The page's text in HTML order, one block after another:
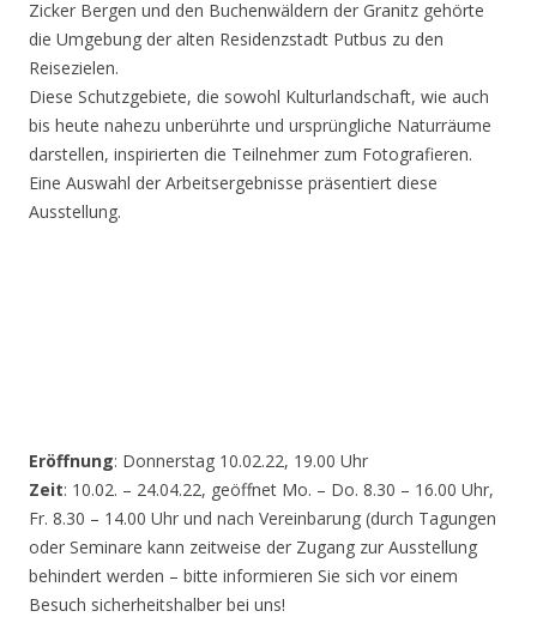
Zicker Bergen und den Buchenwäldern der Granitz gehörte
die Umgebung der alten Residenzstadt Putbus zu den
Reisezielen.
Diese Schutzgebiete, die sowohl Kulturlandschaft, wie auch
bis heute nahezu unberührte und ursprüngliche Naturräume
darstellen, inspirierten die Teilnehmer zum Fotografieren.
Eine Auswahl der Arbeitsergebnisse präsentiert diese
Ausstellung.
Eröffnung: Donnerstag 10.02.22, 19.00 Uhr
Zeit: 10.02. – 24.04.22, geöffnet Mo. – Do. 8.30 – 16.00 Uhr,
Fr. 8.30 – 14.00 Uhr und nach Vereinbarung (durch Tagungen
oder Seminare kann zeitweise der Zugang zur Ausstellung
behindert werden – bitte informieren Sie sich vor einem
Besuch sicherheitshalber bei uns!